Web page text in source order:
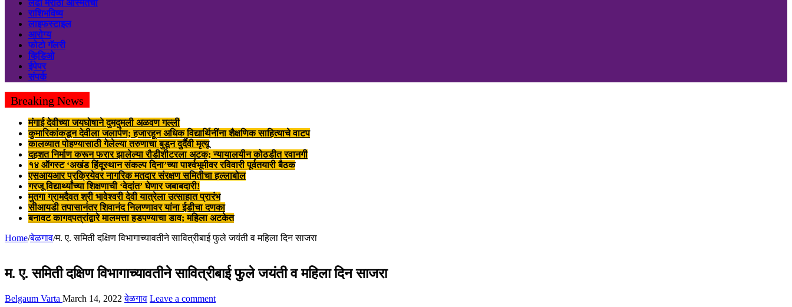
लढा मराठी अस्मितेचा
राशिभविष्य
लाइफस्टाइल
आरोग्य
फोटो गॅलरी
व्हिडिओ
ईपेपर
संपर्क
Breaking News
मंगाई देवीच्या जयघोषाने दुमदुमली अळवण गल्ली
कुमारिकांकडून देवीला जलार्पण; हजारहून अधिक विद्यार्थिनींना शैक्षणिक साहित्याचे वाटप
कालव्यात पोहण्यासाठी गेलेल्या तरुणाचा बुडून दुर्दैवी मृत्यू
दहशत निर्माण करून फरार झालेल्या रौडीशीटरला अटक; न्यायालयीन कोठडीत रवानगी
१४ ऑगस्ट ‘अखंड हिंदूस्थान संकल्प दिना’च्या पार्श्वभूमीवर रविवारी पूर्वतयारी बैठक
एसआयआर प्रक्रियेवर नागरिक मतदार संरक्षण समितीचा हल्लाबोल
गरजू विद्यार्थ्यांच्या शिक्षणाची ‘वेदांत’ घेणार जबाबदारी!
मुतगा ग्रामदैवत श्री भावेश्वरी देवी यात्रेला उत्साहात प्रारंभ
सीआयडी तपासानंतर शिवानंद निलण्णावर यांना ईडीचा दणका
बनावट कागदपत्रांद्वारे मालमत्ता हडपण्याचा डाव; महिला अटकेत
Home/बेळगाव/म. ए. समिती दक्षिण विभागाच्यावतीने सावित्रीबाई फुले जयंती व महिला दिन साजरा
म. ए. समिती दक्षिण विभागाच्यावतीने सावित्रीबाई फुले जयंती व महिला दिन साजरा
Belgaum Varta March 14, 2022 बेळगाव Leave a comment